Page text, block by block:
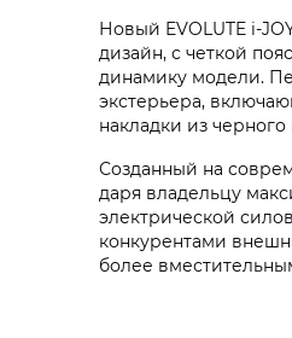
Новый EVOLUTE
дизайн, с четкой
динамику модели.
экстерьера,
накладки из
Созданный на
даря владельцу
электрической
конкурентами
более